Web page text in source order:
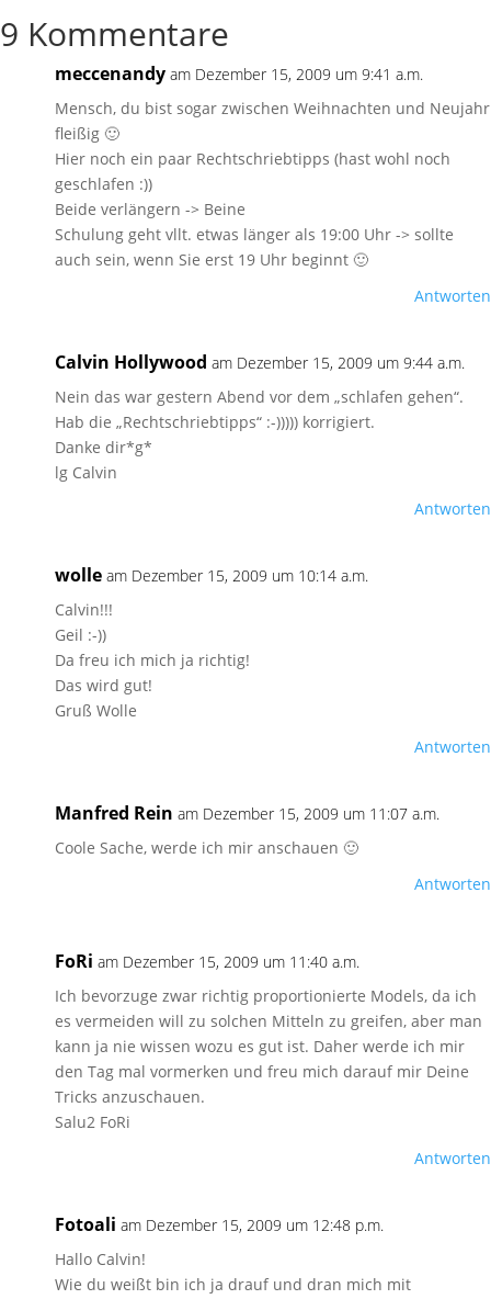
9 Kommentare
meccenandy am Dezember 15, 2009 um 9:41 a.m.
Mensch, du bist sogar zwischen Weihnachten und Neujahr
fleißig 🙂
Hier noch ein paar Rechtschriebtipps (hast wohl noch
geschlafen :))
Beide verlängern -> Beine
Schulung geht vllt. etwas länger als 19:00 Uhr -> sollte
auch sein, wenn Sie erst 19 Uhr beginnt 🙂
Antworten
Calvin Hollywood am Dezember 15, 2009 um 9:44 a.m.
Nein das war gestern Abend vor dem „schlafen gehen“.
Hab die „Rechtschriebtipps“ :-))))) korrigiert.
Danke dir*g*
lg Calvin
Antworten
wolle am Dezember 15, 2009 um 10:14 a.m.
Calvin!!!
Geil :-))
Da freu ich mich ja richtig!
Das wird gut!
Gruß Wolle
Antworten
Manfred Rein am Dezember 15, 2009 um 11:07 a.m.
Coole Sache, werde ich mir anschauen 🙂
Antworten
FoRi am Dezember 15, 2009 um 11:40 a.m.
Ich bevorzuge zwar richtig proportionierte Models, da ich
es vermeiden will zu solchen Mitteln zu greifen, aber man
kann ja nie wissen wozu es gut ist. Daher werde ich mir
den Tag mal vormerken und freu mich darauf mir Deine
Tricks anzuschauen.
Salu2 FoRi
Antworten
Fotoali am Dezember 15, 2009 um 12:48 p.m.
Hallo Calvin!
Wie du weißt bin ich ja drauf und dran mich mit